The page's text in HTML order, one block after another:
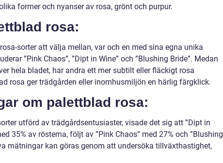
former och nyanser av rosa, grönt och purpur.
rosa:
sorter att välja mellan, var och en med sina egna unika
”Pink Chaos”, ”Dipt in Wine” och ”Blushing Bride”. Medan
hela bladet, har andra ett mer subtilt eller fläckigt rosa
rosa ger trädgården eller inomhusmiljön en härlig färgklick.
om palettblad rosa:
utförd av trädgårdsentusiaster, visade det sig att ”Dipt in
35% av rösterna, följt av ”Pink Chaos” med 27% och ”Blushing
mätningar kan göras genom att undersöka tillväxthastighet,